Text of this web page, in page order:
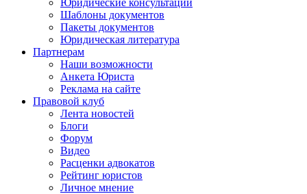
Юридические консультации
Шаблоны документов
Пакеты документов
Юридическая литература
Партнерам
Наши возможности
Анкета Юриста
Реклама на сайте
Правовой клуб
Лента новостей
Блоги
Форум
Видео
Расценки адвокатов
Рейтинг юристов
Личное мнение